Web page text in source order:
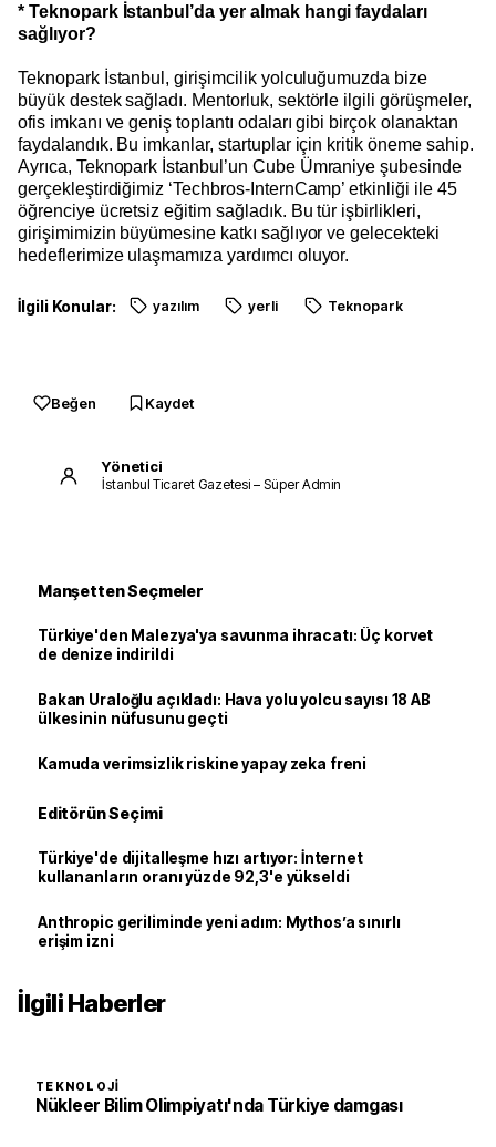
* Teknopark İstanbul’da yer almak hangi faydaları
sağlıyor?
Teknopark İstanbul, girişimcilik yolculuğumuzda bize
büyük destek sağladı. Mentorluk, sektörle ilgili görüşmeler,
ofis imkanı ve geniş toplantı odaları gibi birçok olanaktan
faydalandık. Bu imkanlar, startuplar için kritik öneme sahip.
Ayrıca, Teknopark İstanbul’un Cube Ümraniye şubesinde
gerçekleştirdiğimiz ‘Techbros-InternCamp’ etkinliği ile 45
öğrenciye ücretsiz eğitim sağladık. Bu tür işbirlikleri,
girişimimizin büyümesine katkı sağlıyor ve gelecekteki
hedeflerimize ulaşmamıza yardımcı oluyor.
İlgili Konular: yazılım yerli Teknopark
Beğen Kaydet
Yönetici
İstanbul Ticaret Gazetesi – Süper Admin
Manşetten Seçmeler
Türkiye'den Malezya'ya savunma ihracatı: Üç korvet
de denize indirildi
Bakan Uraloğlu açıkladı: Hava yolu yolcu sayısı 18 AB
ülkesinin nüfusunu geçti
Kamuda verimsizlik riskine yapay zeka freni
Editörün Seçimi
Türkiye'de dijitalleşme hızı artıyor: İnternet
kullananların oranı yüzde 92,3'e yükseldi
Anthropic geriliminde yeni adım: Mythos’a sınırlı
erişim izni
İlgili Haberler
TEKNOLOJI
Nükleer Bilim Olimpiyatı'nda Türkiye damgası